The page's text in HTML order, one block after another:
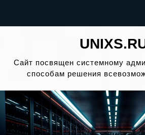
Сайт посвящен системному
способам решения